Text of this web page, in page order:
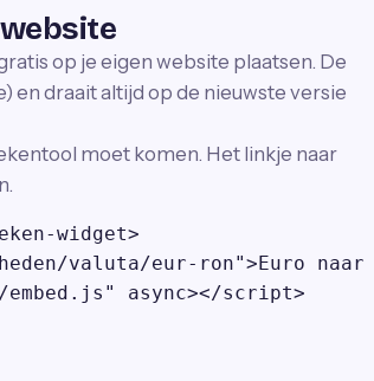
op je eigen website plaatsen. De
en draait altijd op de nieuwste versie
moet komen. Het linkje naar
widget>
valuta/eur-ron">Euro naar
async></script>